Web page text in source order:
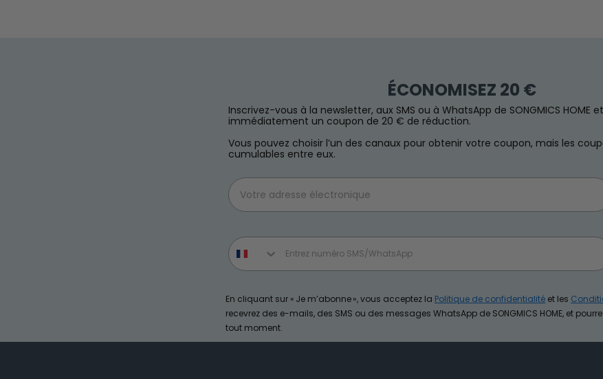
ÉCONOMISEZ 20 €
Inscrivez-vous à la newsletter, aux SMS ou à WhatsApp de SONGMICS HOME
immédiatement un coupon de 20 € de réduction.
Vous pouvez choisir l’un des canaux pour obtenir votre coupon, mais les
cumulables entre eux.
Email
Phone number
En cliquant sur « Je m’abonne », vous acceptez la Politique de confidentialité et les
recevrez des e-mails, des SMS ou des messages WhatsApp de SONGMICS HOME, et
tout moment.